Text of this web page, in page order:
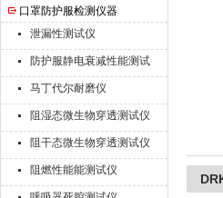
口罩防护服检测仪器
泄漏性测试仪
防护服静电衰减性能测试
仪
马丁代尔耐磨仪
阻湿态微生物穿透测试仪
阻干态微生物穿透测试仪
阻燃性能能测试仪